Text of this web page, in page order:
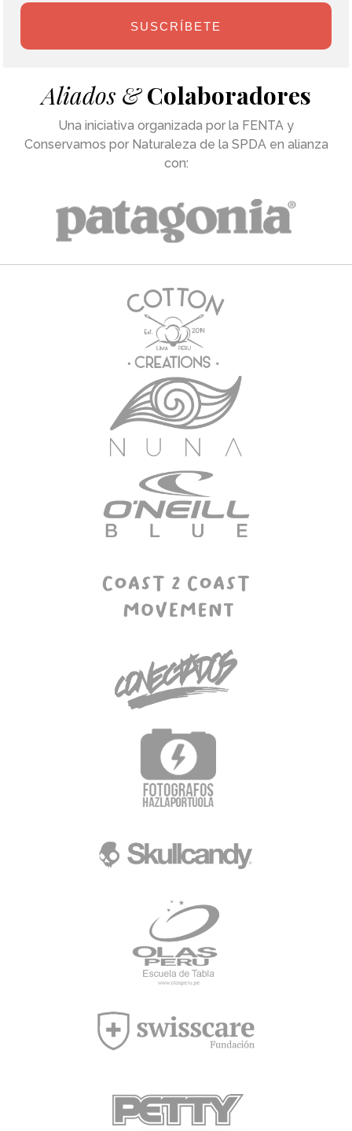
SUSCRÍBETE
Aliados & Colaboradores
Una iniciativa organizada por la FENTA y
Conservamos por Naturaleza de la SPDA en alianza
con: